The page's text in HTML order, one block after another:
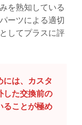
を熟知している
ーツによる適切
してプラスに評
は、カスタ
した交換前の
ることが極め